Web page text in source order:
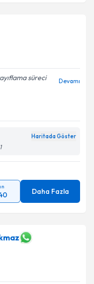
süreci
Devamı
Haritada Göster
Daha Fazla